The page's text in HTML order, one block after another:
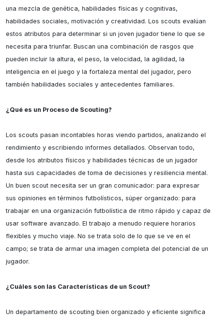
una mezcla de genética, habilidades físicas y cognitivas,
habilidades sociales, motivación y creatividad. Los scouts evalúan
estos atributos para determinar si un joven jugador tiene lo que se
necesita para triunfar. Buscan una combinación de rasgos que
pueden incluir la altura, el peso, la velocidad, la agilidad, la
inteligencia en el juego y la fortaleza mental del jugador, pero
también habilidades sociales y antecedentes familiares.
¿Qué es un Proceso de Scouting?
Los scouts pasan incontables horas viendo partidos, analizando el
rendimiento y escribiendo informes detallados. Observan todo,
desde los atributos físicos y habilidades técnicas de un jugador
hasta sus capacidades de toma de decisiones y resiliencia mental.
Un buen scout necesita ser un gran comunicador: para expresar
sus opiniones en términos futbolísticos, súper organizado: para
trabajar en una organización futbolística de ritmo rápido y capaz de
usar software avanzado. El trabajo a menudo requiere horarios
flexibles y mucho viaje. No se trata solo de lo que se ve en el
campo; se trata de armar una imagen completa del potencial de un
jugador.
¿Cuáles son las Características de un Scout?
Un departamento de scouting bien organizado y eficiente significa